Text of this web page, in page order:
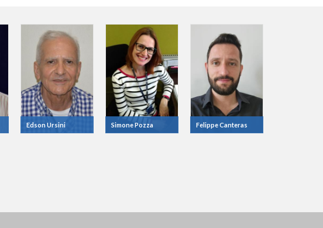
Edson Ursini Simone Pozza Felippe Canteras